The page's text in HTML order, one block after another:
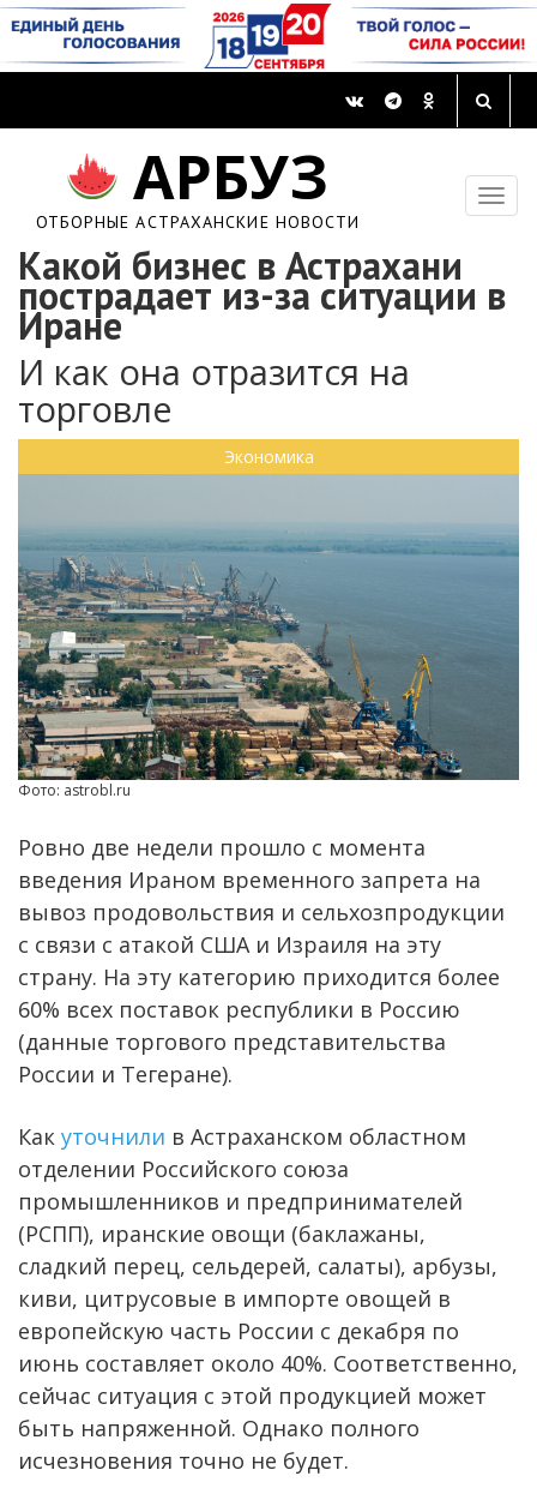
АРБУЗ
ОТБОРНЫЕ АСТРАХАНСКИЕ НОВОСТИ
Какой бизнес в Астрахани
пострадает из-за ситуации в
Иране
И как она отразится на
торговле
Экономика
Фото: astrobl.ru
Ровно две недели прошло с момента
введения Ираном временного запрета на
вывоз продовольствия и сельхозпродукции
с связи с атакой США и Израиля на эту
страну. На эту категорию приходится более
60% всех поставок республики в Россию
(данные торгового представительства
России и Тегеране).
Как уточнили в Астраханском областном
отделении Российского союза
промышленников и предпринимателей
(РСПП), иранские овощи (баклажаны,
сладкий перец, сельдерей, салаты), арбузы,
киви, цитрусовые в импорте овощей в
европейскую часть России с декабря по
июнь составляет около 40%. Соответственно,
сейчас ситуация с этой продукцией может
быть напряженной. Однако полного
исчезновения точно не будет.